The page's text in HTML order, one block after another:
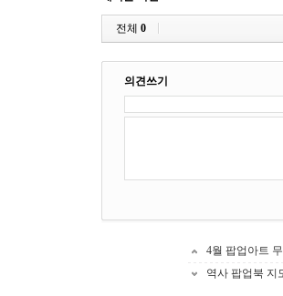
전체 0
의견쓰기
4월 팝업아트
역사 팝업북 지